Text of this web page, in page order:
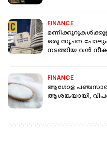
FINANCE
ഒരു സൂചന പോലും
നടത്തിയ വൻ
FINANCE
ആഗോള പഞ്ചസാര
ആശങ്കയായി,